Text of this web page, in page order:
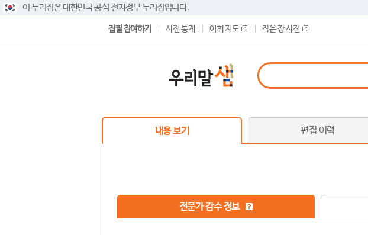
이 누리집은 대한민국 공식 전자정부 누리집입니다.
집필 참여하기 사전 통계 어휘 지도 작은 창 사전
내용 보기 편집 이력
전문가 감수 정보